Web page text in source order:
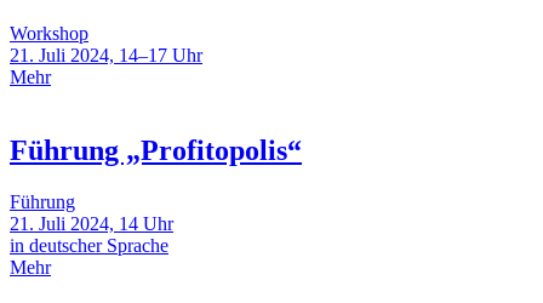
Workshop
21. Juli 2024, 14–17 Uhr
Mehr
Führung „Profitopolis“
Führung
21. Juli 2024, 14 Uhr
in deutscher Sprache
Mehr